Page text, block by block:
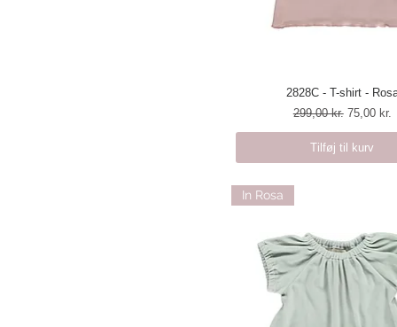
Hurtigvisning
2828C - T-shirt -
Regulær pris
299,00 kr. Salgspris
75,00 kr.
Tilføj til kurv
In Rosa